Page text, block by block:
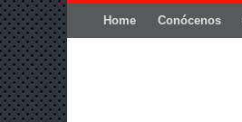
Home Conócenos